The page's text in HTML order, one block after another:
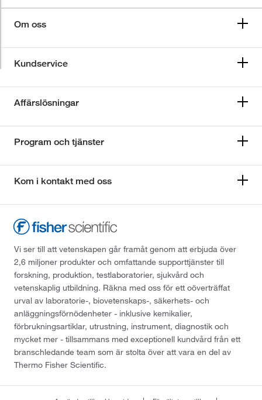
Om oss
Kundservice
Affärslösningar
Program och tjänster
Kom i kontakt med oss
Vi ser till att vetenskapen går framåt genom att erbjuda över
2,6 miljoner produkter och omfattande supporttjänster till
forskning, produktion, testlaboratorier, sjukvård och
vetenskaplig utbildning. Räkna med oss för ett oöverträffat
urval av laboratorie-, biovetenskaps-, säkerhets- och
anläggningsförnödenheter - inklusive kemikalier,
förbrukningsartiklar, utrustning, instrument, diagnostik och
mycket mer - tillsammans med exceptionell kundvård från ett
branschledande team som är stolta över att vara en del av
Thermo Fisher Scientific.